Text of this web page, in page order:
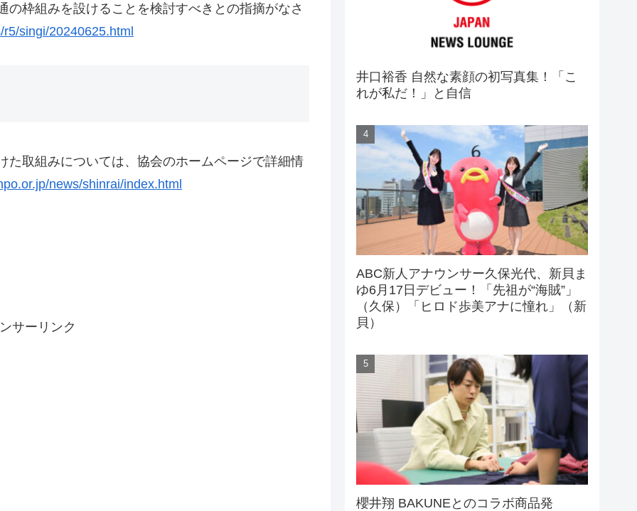
枠組みを設けることを検討すべきとの指摘がなさ
singi/20240625.html
た取組みについては、協会のホームページで詳細情
news/shinrai/index.html
サーリンク
井口裕香 自然な素顔の初写真集！「こ
れが私だ！」と自信
ABC新人アナウンサー久保光代、新貝ま
ゆ6月17日デビュー！「先祖が“海賊”」
（久保）「ヒロド歩美アナに憧れ」（新
貝）
櫻井翔 BAKUNEとのコラボ商品発